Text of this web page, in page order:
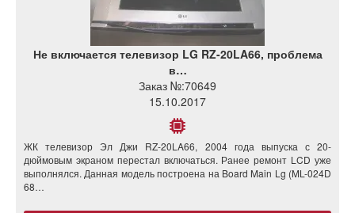
Не включается телевизор LG RZ-20LA66, проблема
в…
Заказ №:70649
15.10.2017
ЖК телевизор Эл Джи RZ-20LA66, 2004 года выпуска с 20-
дюймовым экраном перестал включаться. Ранее ремонт LCD уже
выполнялся. Данная модель построена на Board Main Lg (ML-024D
68…